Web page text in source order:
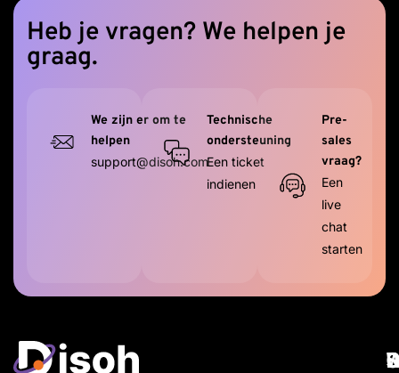
Heb je vragen? We helpen je
graag.
We zijn er om te
helpen
support@disoh.com
Technische
ondersteuning
Een ticket
indienen
Pre-
sales
vraag?
Een
live
chat
starten